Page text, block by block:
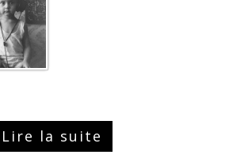
Lire la suite